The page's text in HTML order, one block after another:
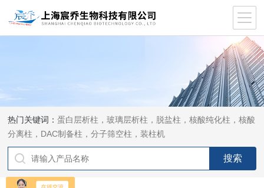
热门关键词：蛋白层析柱，玻璃层析柱，脱盐柱，核酸纯化柱，核酸
分离柱，DAC制备柱，分子筛空柱，装柱机